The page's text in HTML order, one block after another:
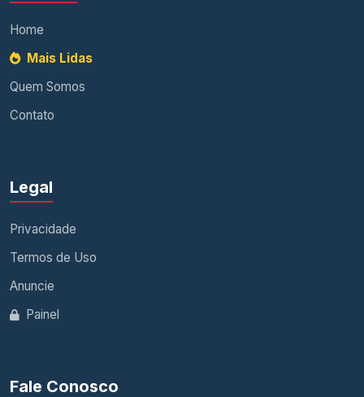
Home
Mais Lidas
Quem Somos
Contato
Legal
Privacidade
Termos de Uso
Anuncie
Painel
Fale Conosco